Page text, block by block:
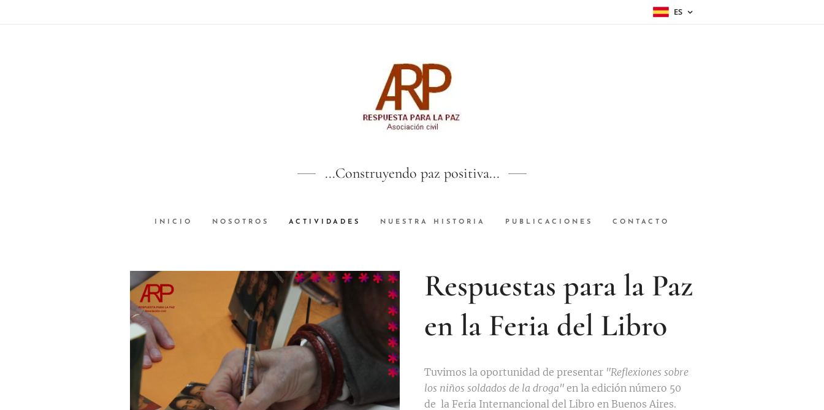
ES
...Construyendo paz positiva...
INICIO NOSOTROS ACTIVIDADES NUESTRA HISTORIA PUBLICACIONES CONTACTO
Respuestas para la Paz
en la Feria del Libro
Tuvimos la oportunidad de presentar "Reflexiones sobre
los niños soldados de la droga" en la edición número 50
de la Feria Internancional del Libro en Buenos Aires.